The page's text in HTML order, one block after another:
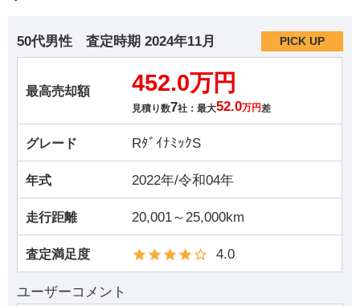
50代男性 査定時期 2024年11月 PICK UP
最高売却額 452.0万円
見積り数7社：最大52.0万円 差
グレード RﾀﾞｲﾅﾐｯｸS
年式 2022年/令和04年
走行距離 20,001～25,000km
査定満足度 4.0
ユーザーコメント